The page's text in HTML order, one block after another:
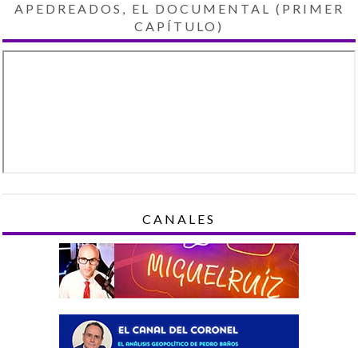
APEDREADOS, EL DOCUMENTAL (PRIMER
CAPÍTULO)
CANALES